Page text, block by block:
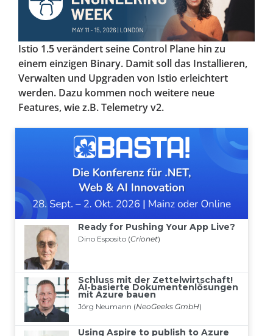
Istio 1.5 verändert seine Control Plane hin zu
einem einzigen Binary. Damit soll das Installieren,
Verwalten und Upgraden von Istio erleichtert
werden. Dazu kommen noch weitere neue
Features, wie z.B. Telemetry v2.